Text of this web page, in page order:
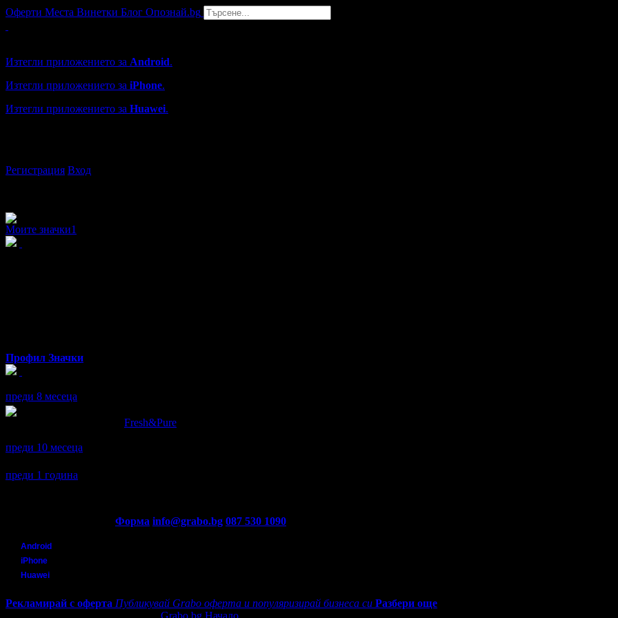
Оферти Места Винетки Блог Опознай.bg
Изтегли приложението за Android.
Изтегли приложението за iPhone.
Изтегли приложението за Huawei.
Регистрация Вход
Моите значки1
Профил Значки
преди 8 месеца
Fresh&Pure
преди 10 месеца
преди 1 година
Форма info@grabo.bg 087 530 1090
Android
iPhone
Huawei
Рекламирай с оферта Публикувай Grabo оферта и популяризирай бизнеса си Разбери още
Grabo.bg Начало